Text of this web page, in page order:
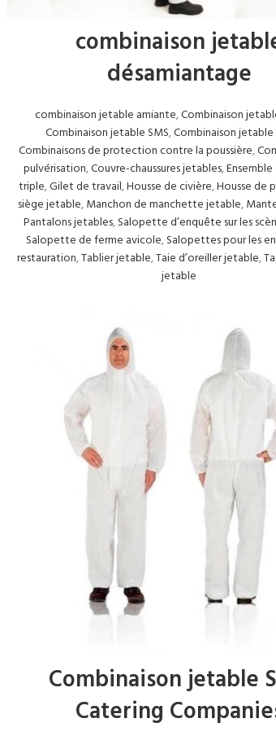
combinaison
désamiantage
combinaison jetable amiante,Combinaison
Combinaison jetable SMS,Combinaison
Combinaisons de protection contre la poussière,
pulvérisation,Couvre-chaussures jetables,
triple,Gilet de travail,Housse de civière,Housse de
siège jetable,Manchon de manchette jetable,
Pantalons jetables,Salopette d’enquête sur les
Salopette de ferme avicole,Salopettes pour les
restauration,Tablier jetable,Taie d’oreiller jetable,
jetable
Combinaison jetable
Catering